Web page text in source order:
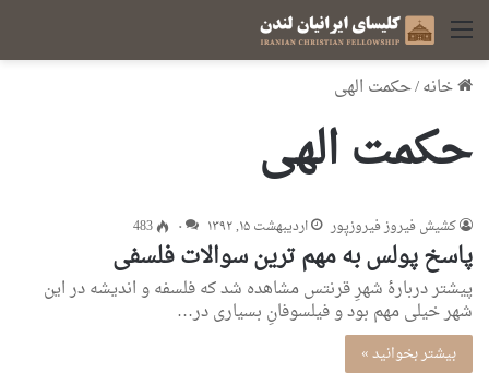
منو
خانه/حکمت الهی
حکمت الهی
کشیش فیروز فیروزپور اردیبهشت ۱۵, ۱۳۹۲ ۰ 483
پاسخ پولس به مهم ترین سوالات فلسفی
پیشتر دربارهٔ شهرِ قرنتس مشاهده شد که فلسفه و اندیشه در این
شهر خیلی‌ مهم بود و فیلسوفانِ بسیاری در…
بیشتر بخوانید »